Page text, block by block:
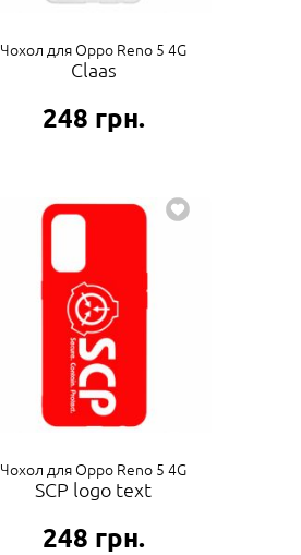
Чохол для Oppo Reno 5 4G
Claas
248 грн.
Чохол для Oppo Reno 5 4G
SCP logo text
248 грн.